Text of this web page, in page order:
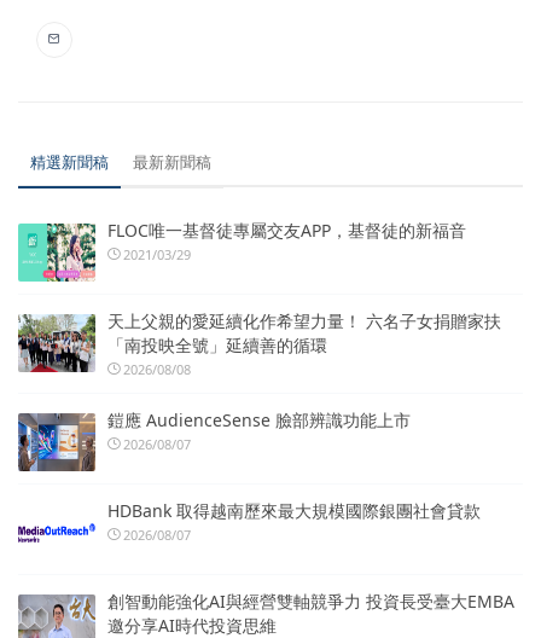
精選新聞稿 最新新聞稿
FLOC唯一基督徒專屬交友APP，基督徒的新福音
2021/03/29
天上父親的愛延續化作希望力量！ 六名子女捐贈家扶
「南投映全號」延續善的循環
2026/08/08
鎧應 AudienceSense 臉部辨識功能上市
2026/08/07
HDBank 取得越南歷來最大規模國際銀團社會貸款
2026/08/07
創智動能強化AI與經營雙軸競爭力 投資長受臺大EMBA
邀分享AI時代投資思維